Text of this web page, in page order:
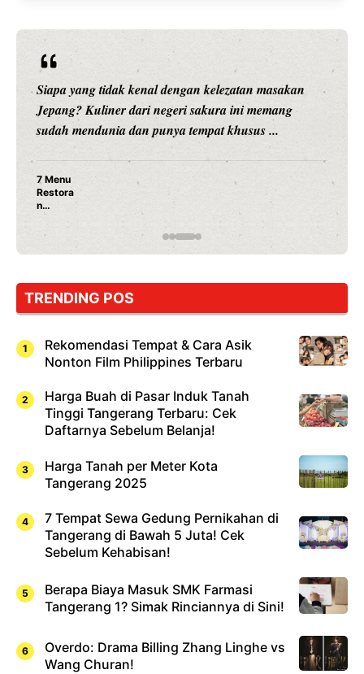
Siapa yang tidak kenal dengan kelezatan masakan
Jepang? Kuliner dari negeri sakura ini memang
sudah mendunia dan punya tempat khusus ...
7 Menu
Restora
n
Jepang
yang
Dicoba,
Cuma
Sushi!
TRENDING POS
Rekomendasi Tempat & Cara Asik
Nonton Film Philippines Terbaru
Harga Buah di Pasar Induk Tanah
Tinggi Tangerang Terbaru: Cek
Daftarnya Sebelum Belanja!
Harga Tanah per Meter Kota
Tangerang 2025
7 Tempat Sewa Gedung Pernikahan di
Tangerang di Bawah 5 Juta! Cek
Sebelum Kehabisan!
Berapa Biaya Masuk SMK Farmasi
Tangerang 1? Simak Rinciannya di Sini!
Overdo: Drama Billing Zhang Linghe vs
Wang Churan!